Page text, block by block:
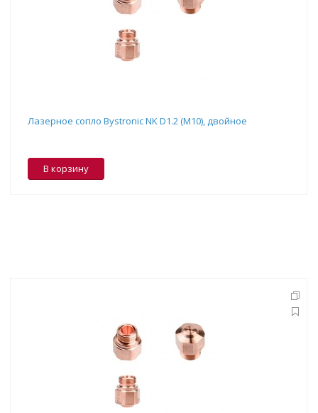
Лазерное сопло Bystronic NK D1.2 (M10), двойное
В корзину